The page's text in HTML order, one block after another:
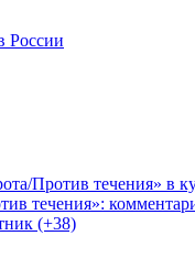
России
Против течения» в
течения»:
(+38)